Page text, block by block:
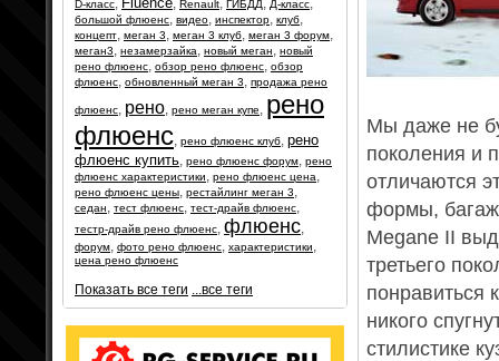
Мы даже не
поколения и
отличаются
формы,
Megane II
третьего
понравиться
никого
стилистике
D-класс, , Renault, ГИБДД, Д-класс,
большой флюенс, видео, инспектор, клуб,
концепт, меган 3, меган 3 клуб, меган 3 форум,
меган3, незамерзайка, новый меган, новый
рено флюенс, обзор рено флюенс, обзор
флюенс, обновленный меган 3, продажа рено
флюенс, рено, рено меган купе, рено
флюенс, рено флюенс клуб, рено
флюенс купить, рено флюенс форум, рено
флюенс характеристики, рено флюенс цена,
рено флюенс цены, рестайлинг меган 3,
седан, тест флюенс, тест-драйв флюенс,
тестр-драйв рено флюенс, флюенс,
форум, фото рено флюенс, характеристики,
цена рено флюенс
Показать все теги ...все теги